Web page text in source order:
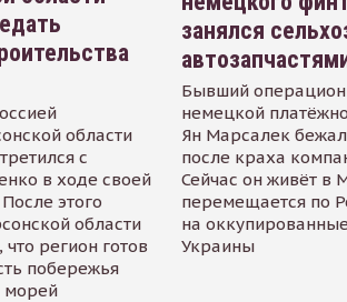
области
с
в ходе своей
этого
области
регион готов
побережья
морей
занялся
Бывший
немецкой
Ян Марсалек
после краха
Сейчас он живёт в
перемещается по
на
Украины